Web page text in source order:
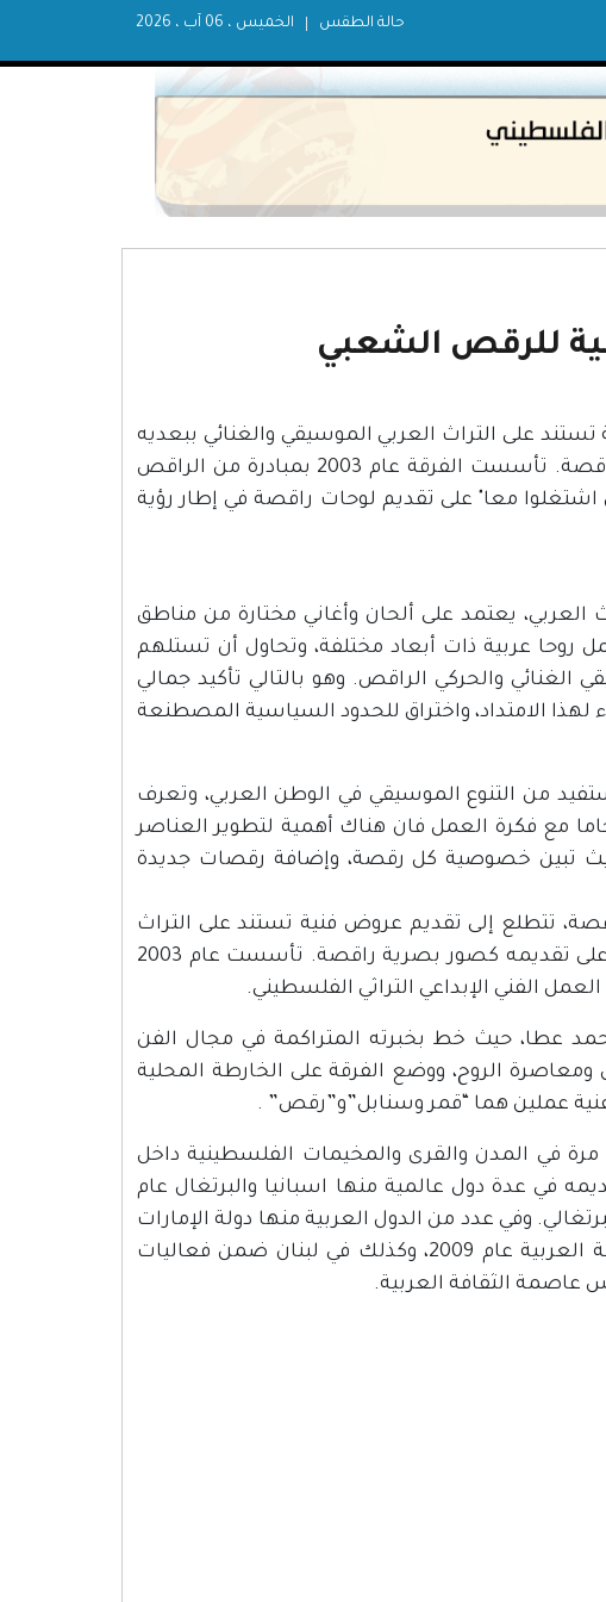
الخميس ، 06 آب ، 2026 حالة الطقس
للرقص الشعبي
على التراث العربي الموسيقي والغنائي ببعديه
الفلسطيني والعربي، وتشتغل على تقديمه كصور بصرية راقصة. تأسست الفرقة عام 2003 بمبادرة من الراقص
معا" على تقديم لوحات راقصة في إطار رؤية
يعتمد على ألحان وأغاني مختارة من مناطق
عربية ذات أبعاد مختلفة، وتحاول أن تستلهم
الغنائي والحركي الراقص. وهو بالتالي تأكيد جمالي
لهذا الامتداد، واختراق للحدود السياسية المصطنعة
من التنوع الموسيقي في الوطن العربي، وتعرف
مع فكرة العمل فان هناك أهمية لتطوير العناصر
بحيث تبين خصوصية كل رقصة، وإضافة رقصات جديدة
تتطلع إلى تقديم عروض فنية تستند على التراث
الموسيقي والغنائي ببعديه الفلسطيني والعربي. وتشتغل على تقديمه كصور بصرية راقصة. تأسست عام 2003
الفني الإبداعي التراثي الفلسطيني.
عطا، حيث خط بخبرته المتراكمة في مجال الفن
الروح، ووضع الفرقة على الخارطة المحلية
عملين هما “قمر وسنابل”و”رقص” .
أكثر من ثلاثين مرة في المدن والقرى والمخيمات الفلسطينية داخل
شخص. كما تم تقديمه في عدة دول عالمية منها اسبانيا والبرتغال عام
وفي عدد من الدول العربية منها دولة الإمارات
العربية المتحدة في افتتاح فعاليات القدس عاصمة الثقافة العربية عام 2009، وكذلك في لبنان ضمن فعاليات
عاصمة الثقافة العربية.